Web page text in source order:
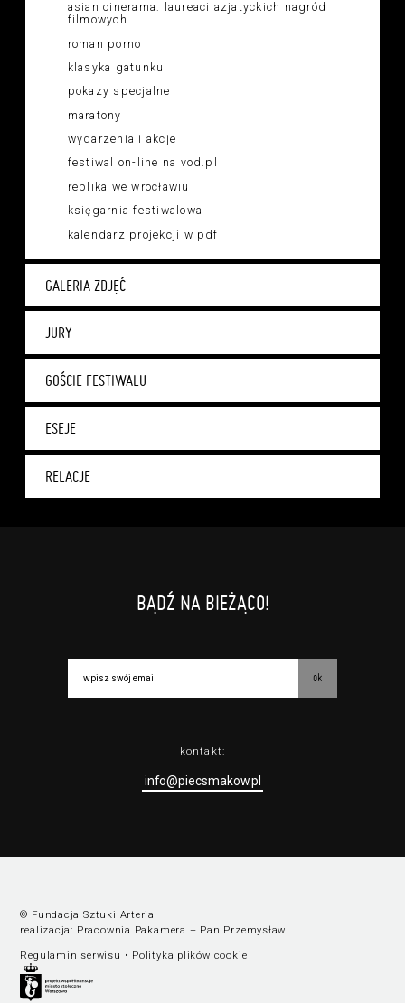
asian cinerama: laureaci azjatyckich nagród
filmowych
roman porno
klasyka gatunku
pokazy specjalne
maratony
wydarzenia i akcje
festiwal on-line na vod.pl
replika we wrocławiu
księgarnia festiwalowa
kalendarz projekcji w pdf
GALERIA ZDJĘĆ
JURY
GOŚCIE FESTIWALU
ESEJE
RELACJE
BĄDŹ NA BIEŻĄCO!
ok
kontakt:
info@piecsmakow.pl
© Fundacja Sztuki Arteria
realizacja: Pracownia Pakamera + Pan Przemysław
Regulamin serwisu • Polityka plików cookie